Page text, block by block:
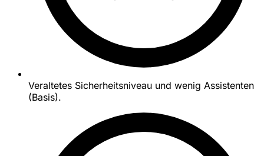
Veraltetes Sicherheitsniveau und wenig Assistenten
(Basis).